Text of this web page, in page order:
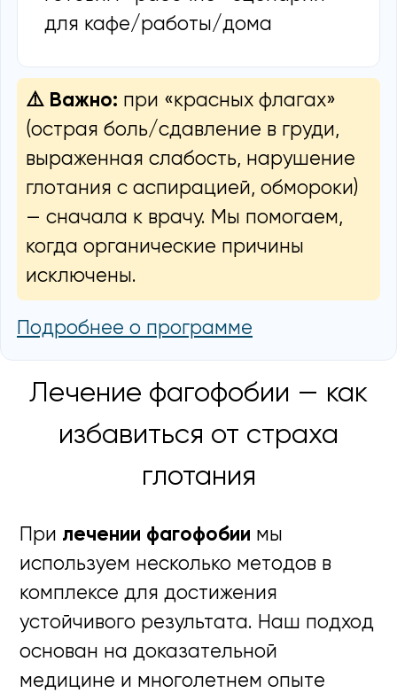
для кафе/работы/дома
⚠️ Важно: при «красных флагах»
(острая боль/сдавление в груди,
выраженная слабость, нарушение
глотания с аспирацией, обмороки)
— сначала к врачу. Мы помогаем,
когда органические причины
исключены.
Подробнее о программе
Лечение фагофобии — как
избавиться от страха
глотания
При лечении фагофобии мы
используем несколько методов в
комплексе для достижения
устойчивого результата. Наш подход
основан на доказательной
медицине и многолетнем опыте